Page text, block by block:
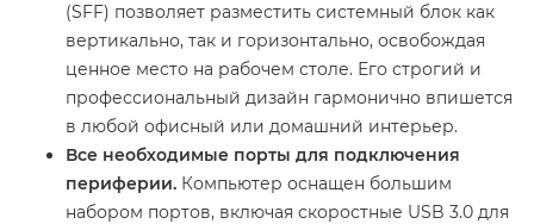
(SFF) позволяет разместить системный блок как
вертикально, так и горизонтально, освобождая
ценное место на рабочем столе. Его строгий и
профессиональный дизайн гармонично впишется
в любой офисный или домашний интерьер.
Все необходимые порты для подключения
периферии. Компьютер оснащен большим
набором портов, включая скоростные USB 3.0 для